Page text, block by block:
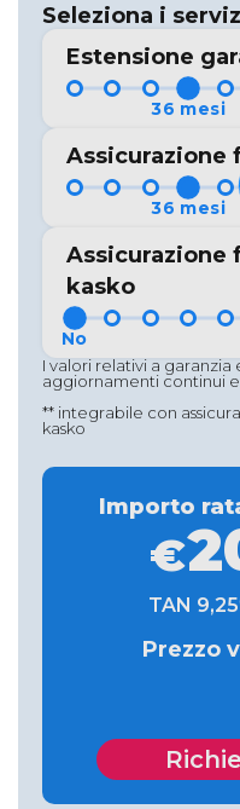
Seleziona i
Estensione
Assicurazione
kasko
I valori relativi a garanzia
aggiornamenti continui
** integrabile con
kasko
Importo
€
TAN
Prezzo